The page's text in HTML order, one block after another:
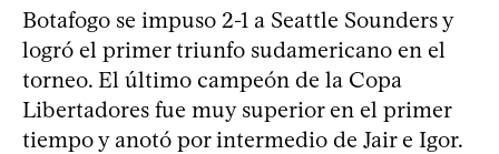
Botafogo se impuso 2-1 a Seattle Sounders y
logró el primer triunfo sudamericano en el
torneo. El último campeón de la Copa
Libertadores fue muy superior en el primer
tiempo y anotó por intermedio de Jair e Igor.